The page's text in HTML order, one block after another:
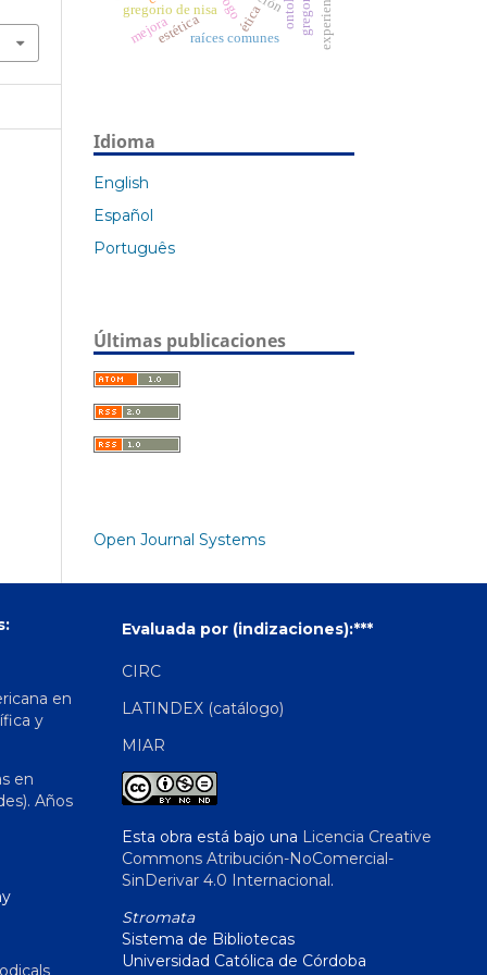
gregorio de nisa ética
estéticaraíces comunes experiencia
mejora
Idioma
English
Español
Português
Últimas publicaciones
Open Journal Systems
en
y
en
Años
Evaluada por (indizaciones):***
CIRC
LATINDEX (catálogo)
MIAR
Esta obra está bajo una Licencia Creative
Commons Atribución-NoComercial-
SinDerivar 4.0 Internacional.
Stromata
Sistema de Bibliotecas
Universidad Católica de Córdoba